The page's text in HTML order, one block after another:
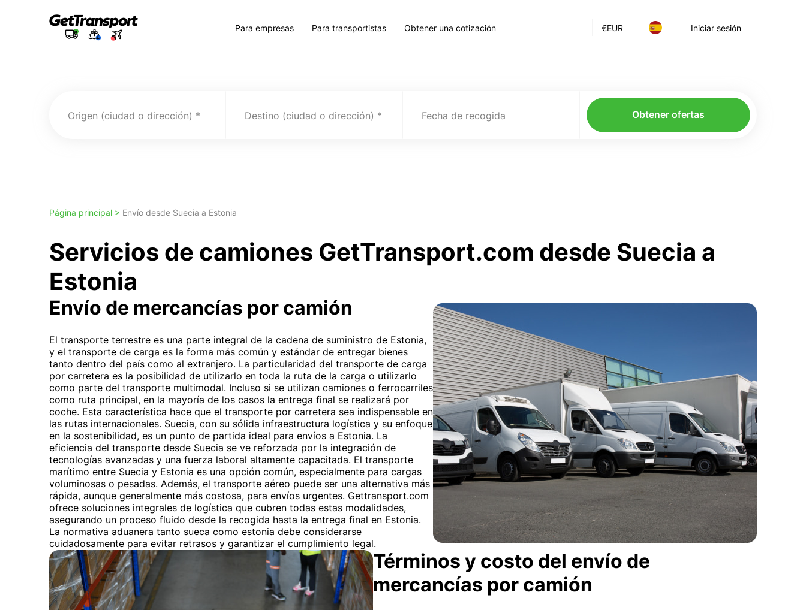
€EUR Iniciar sesión
Para empresas Para transportistas Obtener una cotización
Origen (ciudad o dirección) Destino (ciudad o dirección) Fecha de recogida Obtener ofertas
Página principal > Envío desde Suecia a Estonia
Servicios de camiones GetTransport.com desde Suecia a
Estonia
Envío de mercancías por camión
El transporte terrestre es una parte integral de la cadena de suministro de Estonia,
y el transporte de carga es la forma más común y estándar de entregar bienes
tanto dentro del país como al extranjero. La particularidad del transporte de carga
por carretera es la posibilidad de utilizarlo en toda la ruta de la carga o utilizarlo
como parte del transporte multimodal. Incluso si se utilizan camiones o ferrocarriles
como ruta principal, en la mayoría de los casos la entrega final se realizará por
coche. Esta característica hace que el transporte por carretera sea indispensable en
las rutas internacionales. Suecia, con su sólida infraestructura logística y su enfoque
en la sostenibilidad, es un punto de partida ideal para envíos a Estonia. La
eficiencia del transporte desde Suecia se ve reforzada por la integración de
tecnologías avanzadas y una fuerza laboral altamente capacitada. El transporte
marítimo entre Suecia y Estonia es una opción común, especialmente para cargas
voluminosas o pesadas. Además, el transporte aéreo puede ser una alternativa más
rápida, aunque generalmente más costosa, para envíos urgentes. Gettransport.com
ofrece soluciones integrales de logística que cubren todas estas modalidades,
asegurando un proceso fluido desde la recogida hasta la entrega final en Estonia.
La normativa aduanera tanto sueca como estonia debe considerarse
cuidadosamente para evitar retrasos y garantizar el cumplimiento legal.
Términos y costo del envío de
mercancías por camión